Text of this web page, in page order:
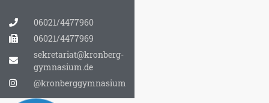
06021/4477960
06021/4477969
sekretariat@kronberg-
gymnasium.de
@kronberggymnasium